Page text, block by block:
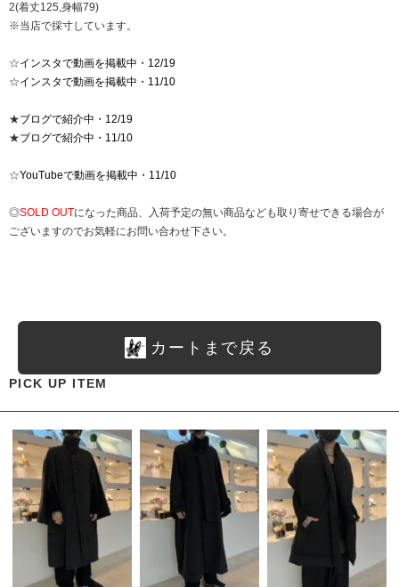
2(着丈125,身幅79)
※当店で採寸しています。
☆インスタで動画を掲載中・12/19
☆インスタで動画を掲載中・11/10
★ブログで紹介中・12/19
★ブログで紹介中・11/10
☆YouTubeで動画を掲載中・11/10
◎SOLD OUTになった商品、入荷予定の無い商品なども取り寄せできる場合が
ございますのでお気軽にお問い合わせ下さい。
カートまで戻る
PICK UP ITEM